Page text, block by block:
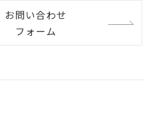
お問い合わせ
フォーム